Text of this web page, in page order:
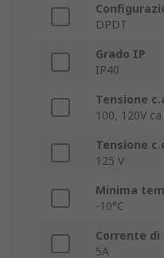
DPDT
Grado IP
IP40
Tensione
100, 120V ca
Tensione
125 V
Minima
-10°C
Corrente
5A